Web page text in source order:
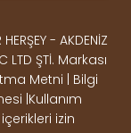
Döşemealtı
- AKDENİZ
LTD ŞTİ. Markası
Metni | Bilgi
|Kullanım
izin